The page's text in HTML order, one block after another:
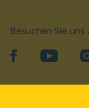
Besuchen Sie uns
facebookYouTube